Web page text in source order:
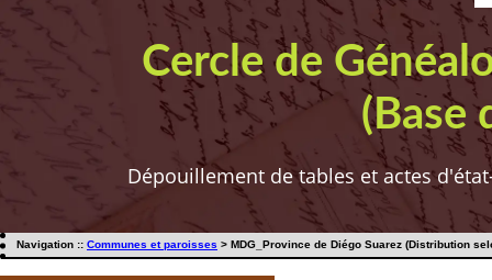
Cercle de
(Base
Dépouillement de tables et actes
Navigation :: Communes et paroisses > MDG_Province de Diégo Suarez (Distribution